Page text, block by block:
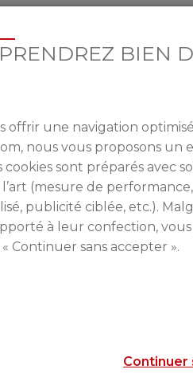
qu’en 2022, elles
du secteur d’anticiper.
LES
Pour
organisée
En ce qui
revoir la
meilleure
Pourle
qui devrait être concerné
BIEN
offrir une navigation
nous vous proposons un
cookies sont préparés avec
(mesure de
publicité ciblée, etc.).
à leur confection,
Continuer sans accepter ».
Continuer